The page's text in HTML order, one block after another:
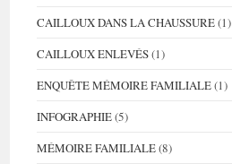
CAILLOUX DANS LA CHAUSSURE(1)
CAILLOUX ENLEVÉS(1)
ENQUÊTE MÉMOIRE FAMILIALE(1)
INFOGRAPHIE(5)
MÉMOIRE FAMILIALE(8)